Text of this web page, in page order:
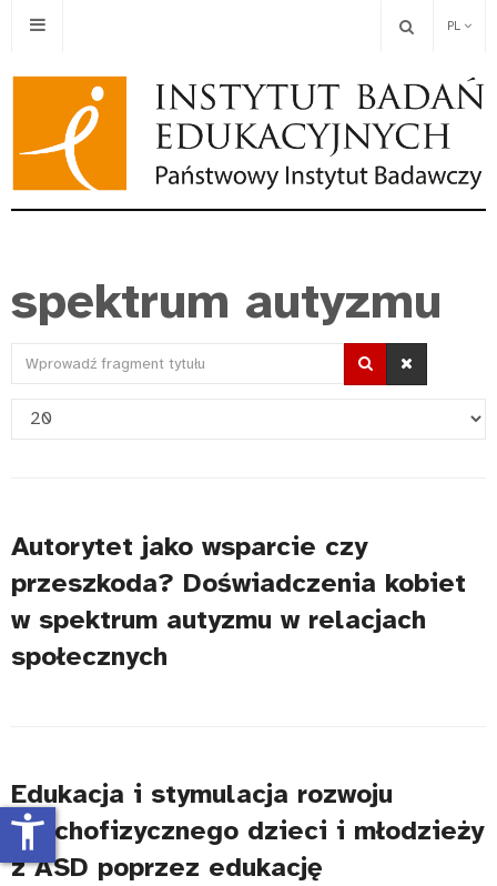
PL
spektrum autyzmu
Wprowadź
tytułu
Pokaż
Autorytet jako wsparcie czy
przeszkoda? Doświadczenia kobiet
w spektrum autyzmu w relacjach
społecznych
Edukacja i stymulacja rozwoju
psychofizycznego dzieci i młodzieży
z ASD poprzez edukację
accessibility_new